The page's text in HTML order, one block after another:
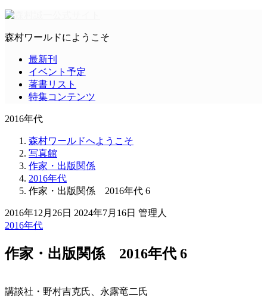
森村ワールドにようこそ
最新刊
イベント予定
著書リスト
特集コンテンツ
2016年代
森村ワールドへようこそ
写真館
作家・出版関係
2016年代
作家・出版関係 2016年代 6
2016年12月26日 2024年7月16日 管理人
2016年代
作家・出版関係 2016年代 6
講談社・野村吉克氏、永露竜二氏